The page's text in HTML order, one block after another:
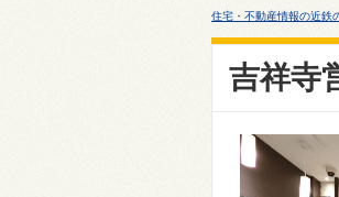
住宅・不動産情報の近鉄
吉祥寺